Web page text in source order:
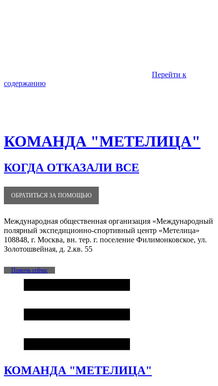
Перейти к
содержанию
КОМАНДА "МЕТЕЛИЦА"
КОГДА ОТКАЗАЛИ ВСЕ
ОБРАТИТЬСЯ ЗА ПОМОЩЬЮ
Международная общественная организация «Международный
полярный экспедиционно-спортивный центр «Метелица»
108848, г. Москва, вн. тер. г. поселение Филимонковское, ул.
Золотошвейная, д. 2.кв. 55
Помочь сейчас
КОМАНДА "МЕТЕЛИЦА"